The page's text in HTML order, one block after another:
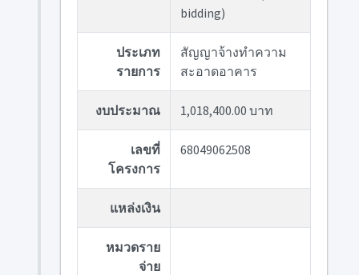
bidding)
ประเภท
รายการ
สัญญาจ้างทำความ
สะอาดอาคาร
งบประมาณ 1,018,400.00 บาท
เลขที่
โครงการ
68049062508
แหล่งเงิน
หมวดราย
จ่าย